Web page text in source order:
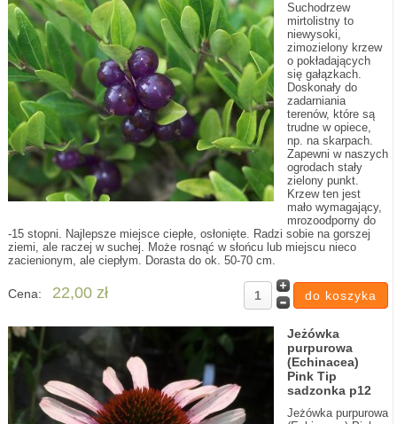
Suchodrzew
mirtolistny to
niewysoki,
zimozielony krzew
o pokładających
się gałązkach.
Doskonały do
zadarniania
terenów, które są
trudne w opiece,
np. na skarpach.
Zapewni w naszych
ogrodach stały
zielony punkt.
Krzew ten jest
mało wymagający,
mrozoodporny do
-15 stopni. Najlepsze miejsce ciepłe, osłonięte. Radzi sobie na gorszej
ziemi, ale raczej w suchej. Może rosnąć w słońcu lub miejscu nieco
zacienionym, ale ciepłym. Dorasta do ok. 50-70 cm.
Cena: 22,00 zł
Jeżówka
purpurowa
(Echinacea)
Pink Tip
sadzonka p12
Jeżówka purpurowa